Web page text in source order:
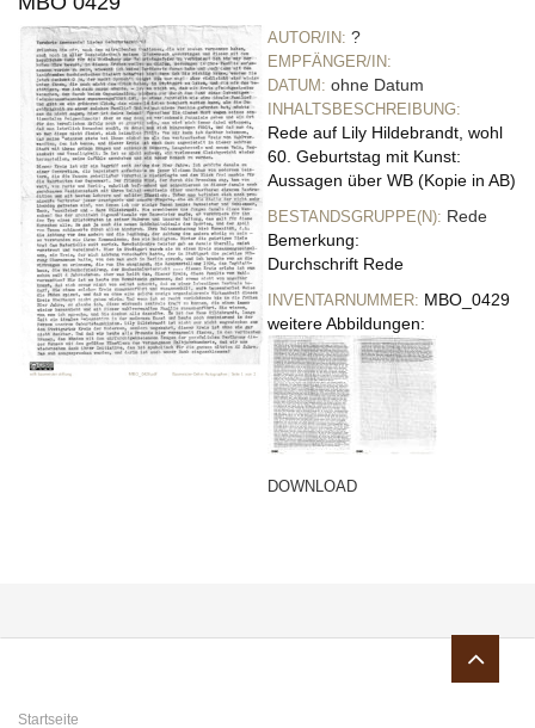
AUTOR/IN: ?
EMPFÄNGER/IN:
DATUM: ohne Datum
INHALTSBESCHREIBUNG:
Rede auf Lily Hildebrandt, wohl
60. Geburtstag mit Kunst:
Aussagen über WB (Kopie in AB)
BESTANDSGRUPPE(N): Rede
Bemerkung:
Durchschrift Rede
INVENTARNUMMER: MBO_0429
weitere Abbildungen:
DOWNLOAD
Sie sind hier
Startseite